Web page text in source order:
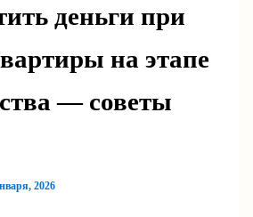
деньги при
на этапе
— советы
2026